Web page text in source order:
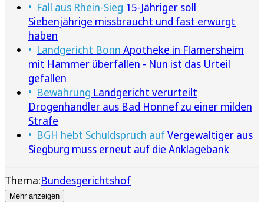
Fall aus Rhein-Sieg 15-Jähriger soll
Siebenjährige missbraucht und fast erwürgt
haben
Landgericht Bonn Apotheke in Flamersheim
mit Hammer überfallen - Nun ist das Urteil
gefallen
Bewährung Landgericht verurteilt
Drogenhändler aus Bad Honnef zu einer milden
Strafe
BGH hebt Schuldspruch aufVergewaltiger aus
Siegburg muss erneut auf die Anklagebank
Thema:Bundesgerichtshof
Mehr anzeigen